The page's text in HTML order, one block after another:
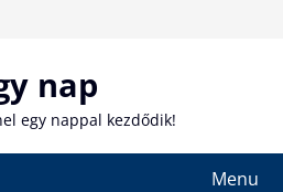
nap
egy nappal kezdődik!
Menu